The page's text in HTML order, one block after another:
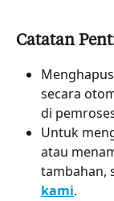
Catatan
secara
di
Untuk
atau
tambahan,
kami.